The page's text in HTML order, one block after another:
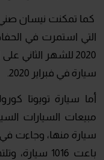
كما تمكنت نيسان صني
التي استمرت في
سيارة في فبراير 2020.
أما سيارة تويوتا
سيارة منها، وجاءت في
باعت 1016